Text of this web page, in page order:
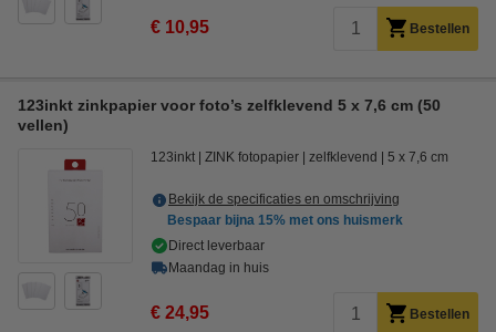
€ 10,95 Bestellen
123inkt zinkpapier voor foto’s zelfklevend 5 x 7,6 cm (50
vellen)
123inkt ZINK fotopapier zelfklevend 5 x 7,6 cm
Bekijk de specificaties en omschrijving
Bespaar bijna 15% met ons huismerk
Direct leverbaar
Maandag in huis
€ 24,95 Bestellen